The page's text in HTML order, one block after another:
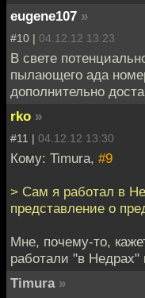
eugene107 »
#10 | 04.12.12 13:23
В свете
пылающего ада
дополнительно
rko »
#11 | 04.12.12 13:30
Кому: Timura, #9
> Сам я работал в
представление о
Мне, почему-то,
работали "в Недрах"
Timura »